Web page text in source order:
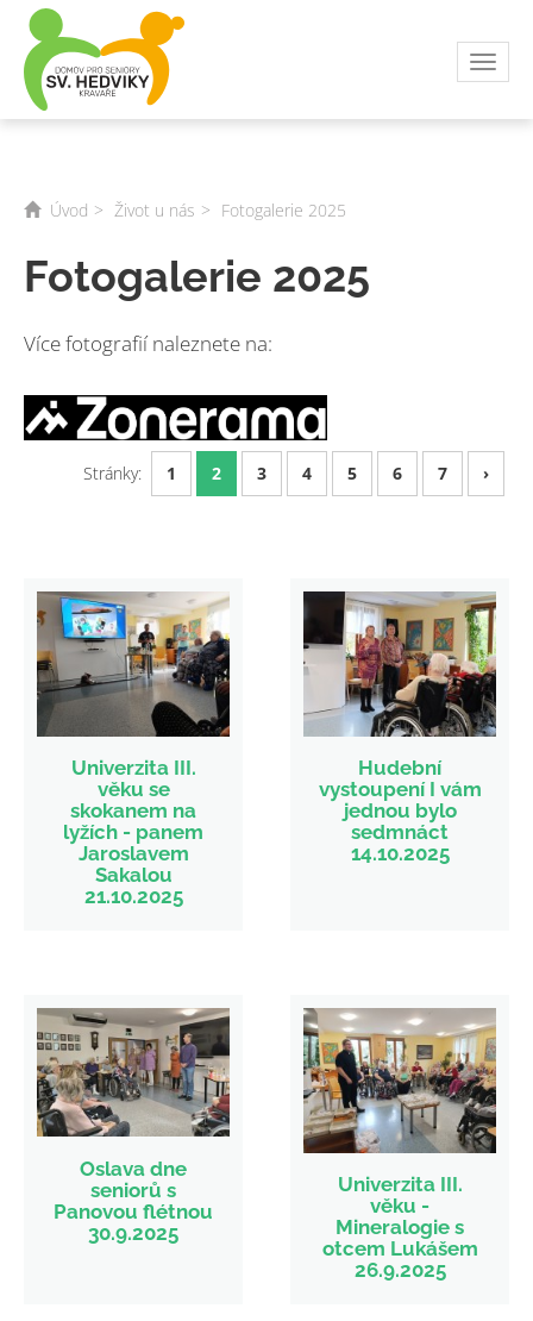
Úvod Život u nás Fotogalerie 2025
Fotogalerie 2025
Více fotografií naleznete na:
Stránky: 1 2 3 4 5 6 7 ›
Univerzita III.
věku se
skokanem na
lyžích - panem
Jaroslavem
Sakalou
21.10.2025
Hudební
vystoupení I vám
jednou bylo
sedmnáct
14.10.2025
Oslava dne
seniorů s
Panovou flétnou
30.9.2025
Univerzita III.
věku -
Mineralogie s
otcem Lukášem
26.9.2025